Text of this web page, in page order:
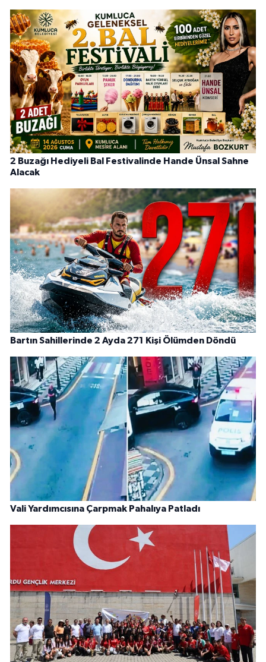
2 Buzağı Hediyeli Bal Festivalinde Hande Ünsal Sahne
Alacak
Bartın Sahillerinde 2 Ayda 271 Kişi Ölümden Döndü
Vali Yardımcısına Çarpmak Pahalıya Patladı